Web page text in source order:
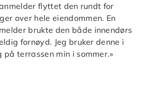
flyttet den rundt for
over hele eiendommen. En
brukte den både innendørs
fornøyd. Jeg bruker denne i
på terrassen min i sommer.»